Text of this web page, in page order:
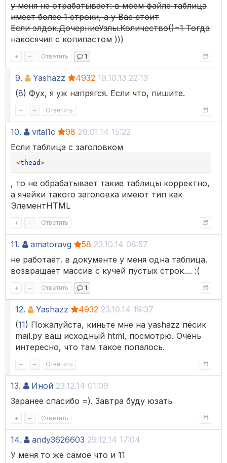
у меня не отрабатывает: в моем файле таблица
имеет более 1 строки, а у Вас стоит
Если элдок.ДочерниеУзлы.Количество()=1 Тогда
накосячил с копипастом )))
+ – Ответить 1
9. Yashazz 4932 19.10.13 22:13
(8) Фух, я уж напрягся. Если что, пишите.
+ – Ответить
10. vital1c 98 29.01.14 15:22
Если таблица с заголовком
<thead>
, то не обрабатывает такие таблицы корректно,
а ячейки такого заголовка имеют тип как
ЭлементHTML
+ – Ответить
11. amatoravg 58 23.10.14 08:57
не работает. в документе у меня одна таблица.
возвращает массив с кучей пустых строк.... :(
+ – Ответить 1
12. Yashazz 4932 23.10.14 19:37
(11) Пожалуйста, киньте мне на yashazz пёсик
mail.ру ваш исходный html, посмотрю. Очень
интересно, что там такое попалось.
+ – Ответить
13. Иной 23.12.14 01:09
Заранее спасибо =). Завтра буду юзать
+ – Ответить
14. andy3626603 29.12.14 17:04
У меня то же самое что и 11